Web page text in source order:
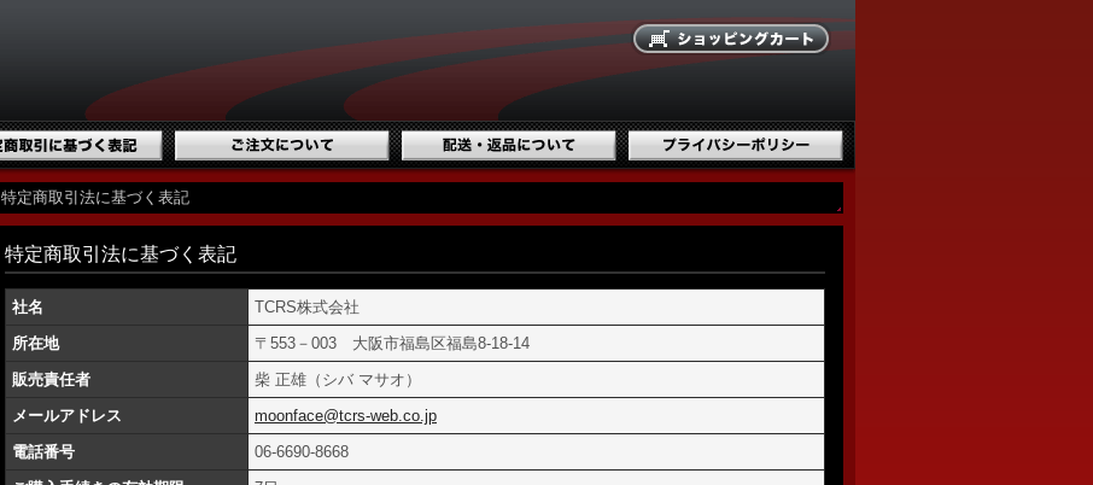
特定商取引法に基づく表記
特定商取引法に基づく表記
社名
TCRS株式会社
所在地
〒553－003 大阪市福島区福島8-18-14
販売責任者
柴 正雄（シバ マサオ）
メールアドレス
moonface@tcrs-web.co.jp
電話番号
06-6690-8668